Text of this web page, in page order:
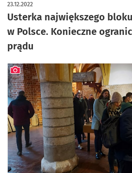
Usterka największego
w Polsce. Konieczne
prądu
23.12.2022